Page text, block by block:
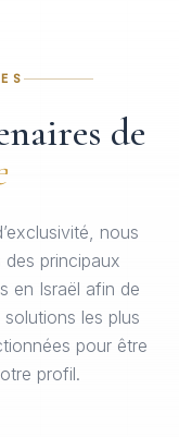
de
nous
principaux
en Israël afin de
les plus
pour être
profil.